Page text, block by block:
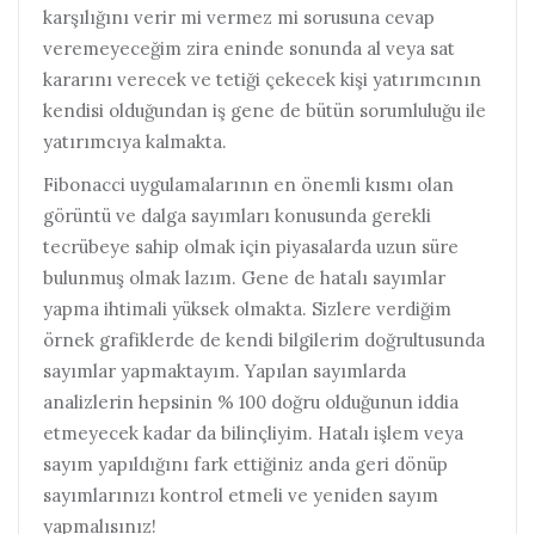
karşılığını verir mi vermez mi sorusuna cevap
veremeyeceğim zira eninde sonunda al veya sat
kararını verecek ve tetiği çekecek kişi yatırımcının
kendisi olduğundan iş gene de bütün sorumluluğu ile
yatırımcıya kalmakta.
Fibonacci uygulamalarının en önemli kısmı olan
görüntü ve dalga sayımları konusunda gerekli
tecrübeye sahip olmak için piyasalarda uzun süre
bulunmuş olmak lazım. Gene de hatalı sayımlar
yapma ihtimali yüksek olmakta. Sizlere verdiğim
örnek grafiklerde de kendi bilgilerim doğrultusunda
sayımlar yapmaktayım. Yapılan sayımlarda
analizlerin hepsinin % 100 doğru olduğunun iddia
etmeyecek kadar da bilinçliyim. Hatalı işlem veya
sayım yapıldığını fark ettiğiniz anda geri dönüp
sayımlarınızı kontrol etmeli ve yeniden sayım
yapmalısınız!